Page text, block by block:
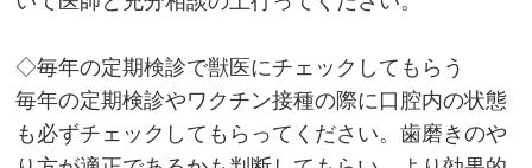
◇毎年の定期検診で獣医にチェックしてもらう
毎年の定期検診やワクチン接種の際に口腔内の状態
も必ずチェックしてもらってください。歯磨きのや